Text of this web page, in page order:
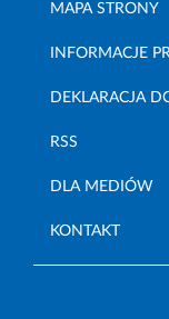
MAPA STRONY
INFORMACJE
DEKLARACJA
RSS
DLA MEDIÓW
KONTAKT